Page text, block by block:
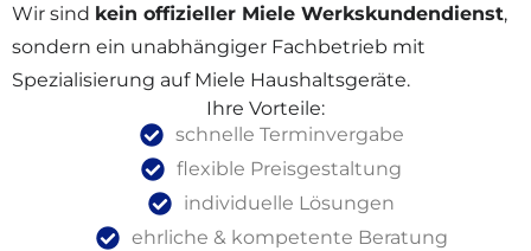
Wir sind kein offizieller Miele Werkskundendienst,
sondern ein unabhängiger Fachbetrieb mit
Spezialisierung auf Miele Haushaltsgeräte.
Ihre Vorteile:
schnelle Terminvergabe
flexible Preisgestaltung
individuelle Lösungen
ehrliche & kompetente Beratung